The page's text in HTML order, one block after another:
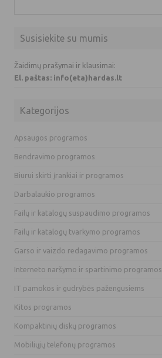
Susisiekite su mumis
Žaidimų prašymai ir klausimai:
El. paštas: info(eta)hardas.lt
Kategorijos
Apsaugos programos
Bendravimo programos
Biurui skirti įrankiai ir programos
Darbalaukio programos
Failų ir katalogų suspaudimo programos
Failų ir katalogų tvarkymo programos
Garso ir vaizdo redagavimo programos
Interneto naršymo ir spartinimo programos
IT pamokos ir gudrybės pažengusiems
Kitos programos
Kompaktinių diskų programos
Mobiliųjų telefonų programos